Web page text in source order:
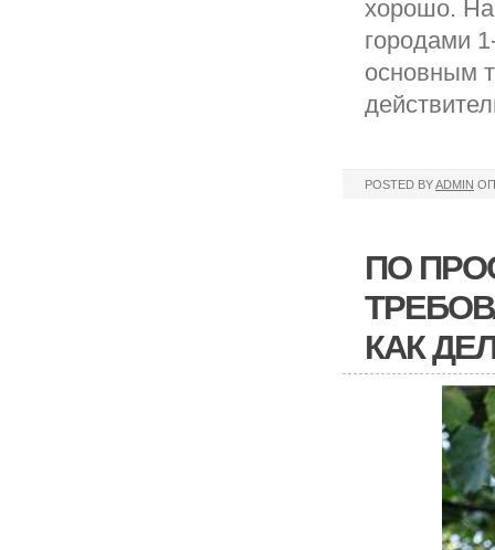
хорошо.
городами
основным
POSTED BYADMIN
ПО
КАК